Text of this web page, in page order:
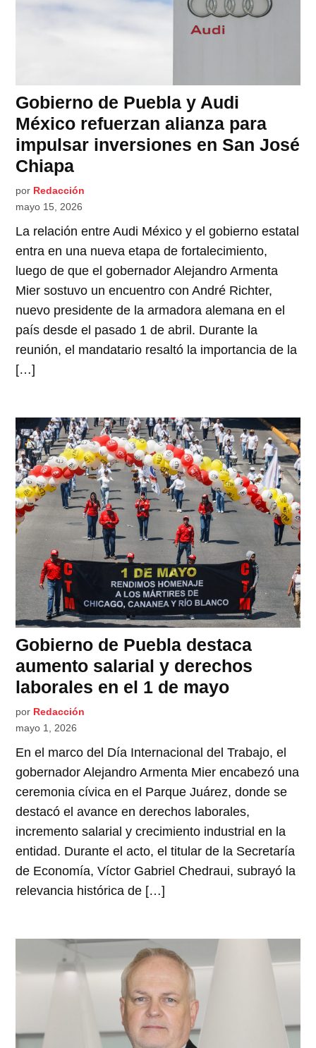
Gobierno de Puebla y Audi
México refuerzan alianza para
impulsar inversiones en San José
Chiapa
por Redacción
mayo 15, 2026
La relación entre Audi México y el gobierno estatal
entra en una nueva etapa de fortalecimiento,
luego de que el gobernador Alejandro Armenta
Mier sostuvo un encuentro con André Richter,
nuevo presidente de la armadora alemana en el
país desde el pasado 1 de abril. Durante la
reunión, el mandatario resaltó la importancia de la
[…]
Gobierno de Puebla destaca
aumento salarial y derechos
laborales en el 1 de mayo
por Redacción
mayo 1, 2026
En el marco del Día Internacional del Trabajo, el
gobernador Alejandro Armenta Mier encabezó una
ceremonia cívica en el Parque Juárez, donde se
destacó el avance en derechos laborales,
incremento salarial y crecimiento industrial en la
entidad. Durante el acto, el titular de la Secretaría
de Economía, Víctor Gabriel Chedraui, subrayó la
relevancia histórica de […]